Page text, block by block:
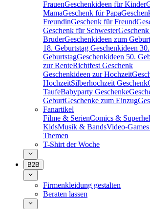
FrauenGeschenkideen für Kinder
MamaGeschenk für Papa
FreundinGeschenk für Freund
Geschenk für Schwester
BruderGeschenkideen zum
18. Geburtstag Geschenkideen 30.
GeburtstagGeschenkideen 50.
zur RenteRichtfest Geschenk
Geschenkideen zur Hochzeit
HochzeitSilberhochzeit Geschenk
TaufeBabyparty Geschenke
GeburtGeschenke zum Einzug
Fanartikel
Filme & SerienComics &
KidsMusik & BandsVideo-
Themen
T-Shirt der Woche
B2B
Firmenkleidung gestalten
Beraten lassen